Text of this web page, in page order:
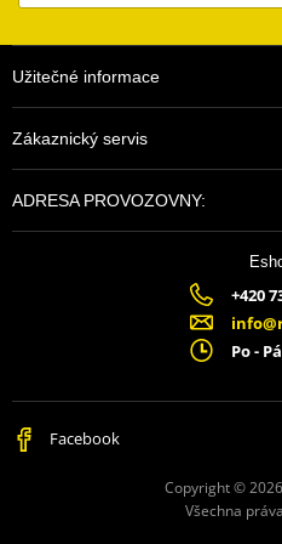
koncovku výfuku.
Scheme
Užitečné informace
Zákaznický servis
ADRESA PROVOZOVNY:
+420
Po -
Facebook
Copyright ©
Všechna